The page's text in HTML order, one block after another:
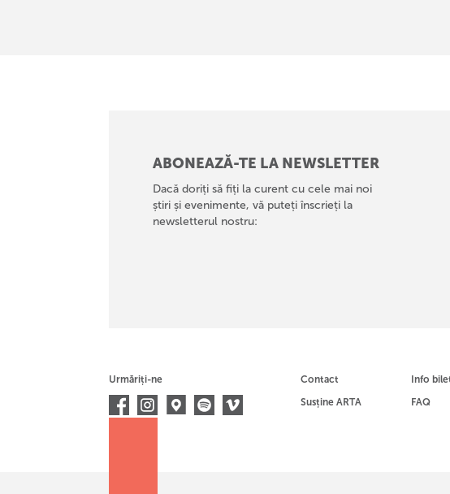
ABONEAZĂ-TE LA NEWSLETTER
Dacă doriți să fiți la curent cu cele mai noi
știri și evenimente, vă puteți înscrieți la
newsletterul nostru:
Urmăriți-ne
Contact
Susține ARTA
Info
FAQ